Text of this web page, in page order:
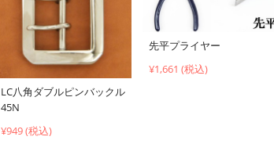
LC八角ダブルピンバックル
45N
¥949 (税込)
先平プライヤー
¥1,661 (税込)